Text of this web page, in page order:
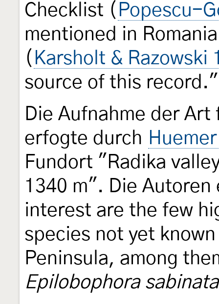
Checklist ( Popescu-
mentioned in
( Karsholt & Razowski
source of this record."
Die Aufnahme der
erfogte durch
Fundort "Radika
1340 m". Die
interest are the few
species not yet
Peninsula, among
Epilobophora sabinata